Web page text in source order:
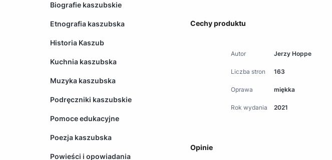
Biografie kaszubskie
Etnografia kaszubska
Historia Kaszub
Kuchnia kaszubska
Muzyka kaszubska
Podręczniki kaszubskie
Pomoce edukacyjne
Poezja kaszubska
Powieści i opowiadania
Cechy produktu
Autor Jerzy Hoppe
Liczba stron 163
Oprawa miękka
Rok wydania 2021
Opinie